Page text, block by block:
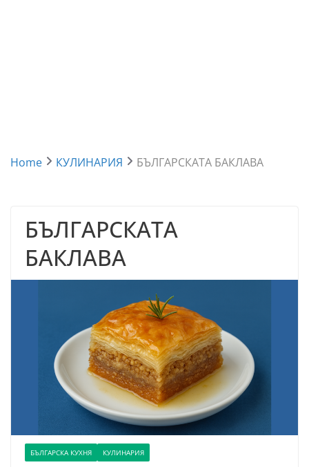
Home КУЛИНАРИЯ БЪЛГАРСКАТА БАКЛАВА
БЪЛГАРСКАТА
БАКЛАВА
БЪЛГАРСКА КУХНЯ КУЛИНАРИЯ